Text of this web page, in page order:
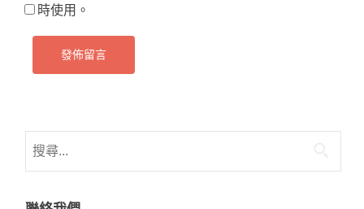
時使用。
尋
鍵